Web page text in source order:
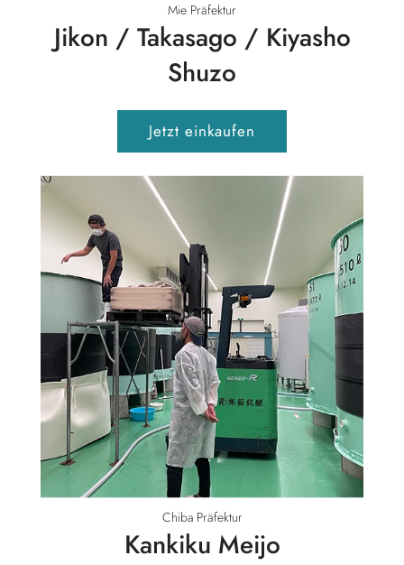
Mie Präfektur
Jikon / Takasago / Kiyasho
Shuzo
Jetzt einkaufen
Chiba Präfektur
Kankiku Meijo